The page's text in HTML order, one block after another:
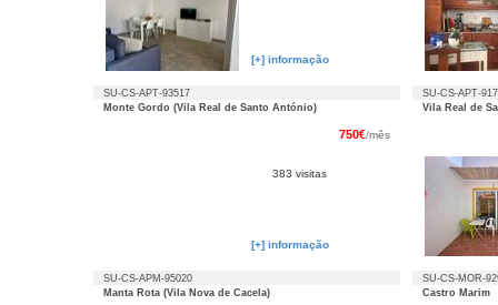
[+] informação
SU-CS-APT-93517
Monte Gordo (Vila Real de Santo António)
SU-CS-APT-
Vila Real de
750€/mês
383 visitas
[+] informação
SU-CS-APM-95020
Manta Rota (Vila Nova de Cacela)
SU-CS-MOR-
Castro Marim